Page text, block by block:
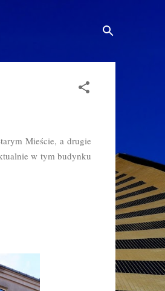
Mieście, a drugie
w tym budynku